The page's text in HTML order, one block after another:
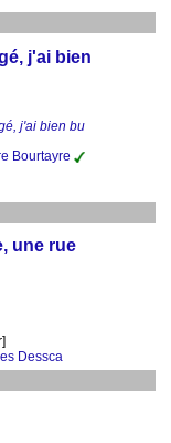
j'ai bien
j'ai bien bu
Bourtayre
une rue
Dessca